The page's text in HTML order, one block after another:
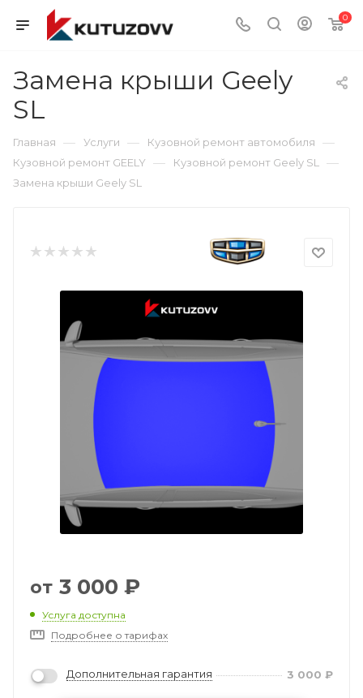
0
Замена крыши Geely
SL
Главная — Услуги — Кузовной ремонт автомобиля —
Кузовной ремонт GEELY — Кузовной ремонт Geely SL —
Замена крыши Geely SL
от 3 000 ₽
Услуга доступна
Подробнее о тарифах
Дополнительная гарантия 3 000 ₽